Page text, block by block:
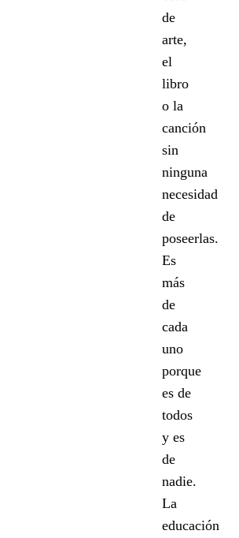
de
arte,
el
libro
o la
canción
sin
ninguna
necesidad
de
poseerlas.
Es
más
de
cada
uno
porque
es de
todos
y es
de
nadie.
La
educación